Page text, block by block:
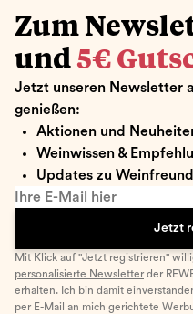
Zum
und 5€
Jetzt unseren Newsletter
genießen:
Aktionen und
Weinwissen &
Updates zu
Ihre E-Mail hier
Jetzt
Mit Klick auf "Jetzt registrieren"
personalisierte Newsletter der
erhalten. Ich bin damit
per E-Mail an mich gerichtete